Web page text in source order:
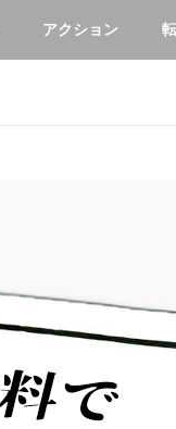
アクション